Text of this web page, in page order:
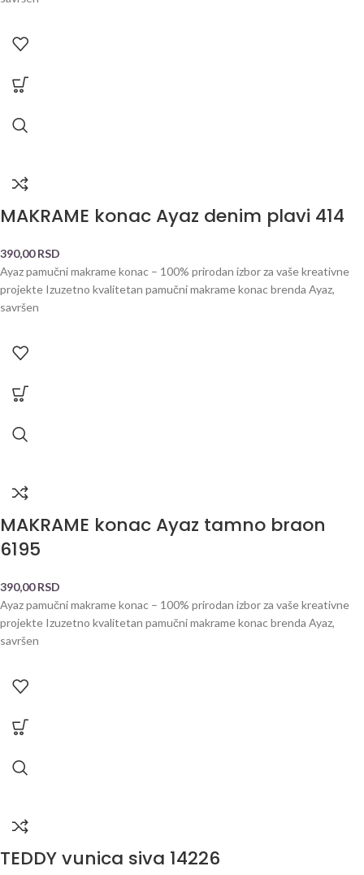
MAKRAME konac Ayaz denim plavi 414
390,00RSD
Ayaz pamučni makrame konac – 100% prirodan izbor za vaše kreativne
projekte Izuzetno kvalitetan pamučni makrame konac brenda Ayaz,
savršen
MAKRAME konac Ayaz tamno braon
6195
390,00RSD
Ayaz pamučni makrame konac – 100% prirodan izbor za vaše kreativne
projekte Izuzetno kvalitetan pamučni makrame konac brenda Ayaz,
savršen
TEDDY vunica siva 14226